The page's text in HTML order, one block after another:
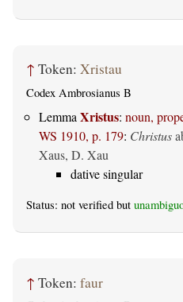
↑ Token: Xristau
Codex Ambrosianus B
Lemma Xristus: noun,
WS 1910, p. 179: Christus
Xaus, D. Xau
dative singular
Status: not verified but
↑ Token: faur